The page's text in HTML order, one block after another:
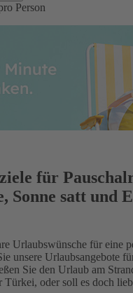
Person
für
Sonne satt und
Urlaubswünsche für eine
unsere Urlaubsangebote
Sie den Urlaub am
Türkei, oder soll es doch